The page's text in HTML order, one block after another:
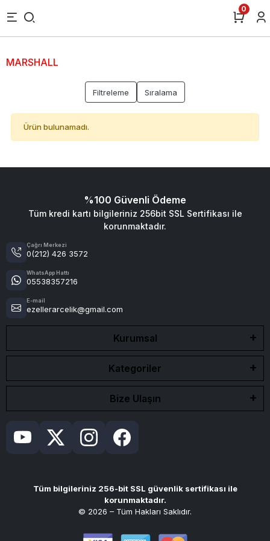
0
MARSHALL
Filtreleme Sıralama
Ürün bulunamadı.
%100 Güvenli Ödeme
Tüm kredi kartı bilgileriniz 256bit SSL Sertifikası ile
korunmaktadır.
Çağrı Merkezi
0(212) 426 3572
WhatsApp Hattı
05538357216
E-mail
ezellerarcelik@gmail.com
Kurumsal
Kategoriler
Bize Ulaşın
Tüm bilgileriniz 256-bit SSL güvenlik sertifikası ile
korunmaktadır.
© 2026 – Tüm Hakları Saklıdır.